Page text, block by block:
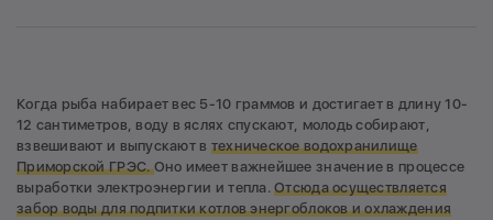
Когда рыба набирает вес 5-10 граммов и достигает в длину 10-
12 сантиметров, воду в яслях спускают, молодь собирают,
взвешивают и выпускают в техническое водохранилище
Приморской ГРЭС.Оно имеет важнейшее значение в процессе
выработки электроэнергии и тепла.Отсюда осуществляется
забор воды для подпитки котлов энергоблоков и охлаждения